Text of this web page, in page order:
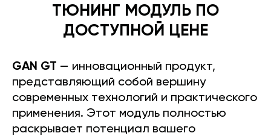
ТЮНИНГ МОДУЛЬ ПО
ДОСТУПНОЙ ЦЕНЕ
GAN GT — инновационный продукт,
представляющий собой вершину
современных технологий и практического
применения. Этот модуль полностью
раскрывает потенциал вашего